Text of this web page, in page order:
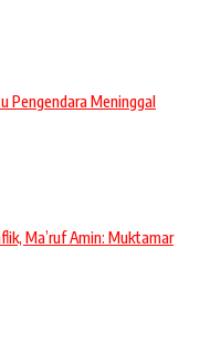
Pengendara Meninggal
Ma’ruf Amin: Muktamar